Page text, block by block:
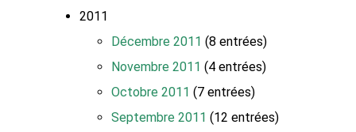
2011
Décembre 2011 (8 entrées)
Novembre 2011 (4 entrées)
Octobre 2011 (7 entrées)
Septembre 2011 (12 entrées)